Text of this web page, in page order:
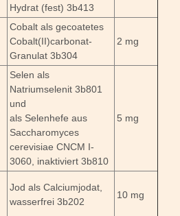
Hydrat (fest) 3b413
Cobalt als gecoatetes
Cobalt(II)carbonat-
Granulat 3b304
2 mg
Selen als
Natriumselenit 3b801
und
als Selenhefe aus
Saccharomyces
cerevisiae CNCM I-
3060, inaktiviert 3b810
5 mg
Jod als Calciumjodat,
wasserfrei 3b202
10 mg